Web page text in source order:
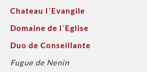
Chateau l´Evangile
Domaine de l´Eglise
Duo de Conseillante
Fugue de Nenin